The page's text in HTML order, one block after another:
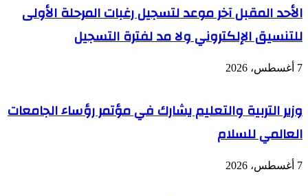
الأحد المقبل آخر موعد لتسجيل رغبات المرحلة الأولى
للتنسيق الإلكتروني ولا مد لفترة التسجيل
7 أغسطس، 2026
وزير التربية والتعليم يشارك في مؤتمر رؤساء الجامعات
العالمي للسلام
7 أغسطس، 2026